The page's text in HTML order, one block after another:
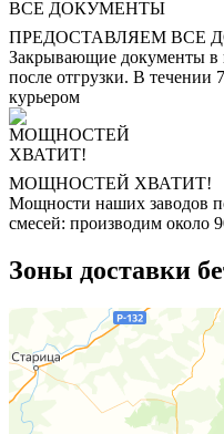
ПРЕДОСТАВЛЯЕМ ВСЕ
Закрывающие документы в
после отгрузки. В
курьером
МОЩНОСТЕЙ ХВАТИТ!
Мощности наших заводов
смесей: производим около
Зоны доставки